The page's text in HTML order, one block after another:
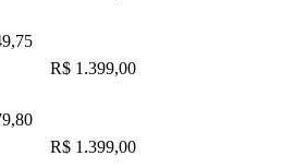
R$ 1.399,00
R$ 1.399,00